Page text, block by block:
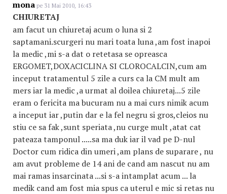
mona pe 31 Mai 2010, 16:43
CHIURETAJ
am facut un chiuretaj acum o luna si 2
saptamani.scurgeri nu mari toata luna ,am fost inapoi
la medic ,mi s-a dat o retetasa se opreasca
ERGOMET,DOXACICLINA SI CLOROCALCIN,cum am
inceput tratamentul 5 zile a curs ca la CM mult am
mers iar la medic ,a urmat al doilea chiuretaj...5 zile
eram o fericita ma bucuram nu a mai curs nimik acum
a inceput iar ,putin dar e la fel negru si gros,cleios nu
stiu ce sa fak ,sunt speriata ,nu curge mult ,atat cat
pateaza tamponul .....sa ma duk iar il vad pe D-nul
Doctor cum ridica din umeri ,am plans de suparare , nu
am avut probleme de 14 ani de cand am nascut nu am
mai ramas insarcinata ...si s-a intamplat acum ... la
medik cand am fost mia spus ca uterul e mic si retas nu